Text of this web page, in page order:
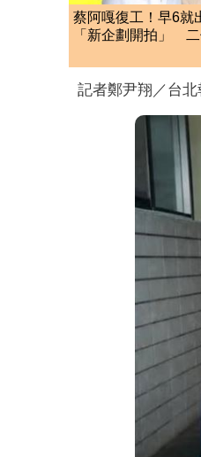
蔡阿嘎復工！早6就
「新企劃開拍」 二
記者鄭尹翔／台北